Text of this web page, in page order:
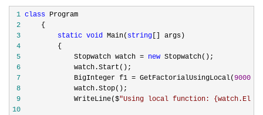
1 class
2
3
static void Main( string
4
5
             Stopwatch watch =
new
6
7
             BigInteger f1 = GetFactorialUsingLocal(
9000
8
9
             WriteLine($
"Using local function:
10